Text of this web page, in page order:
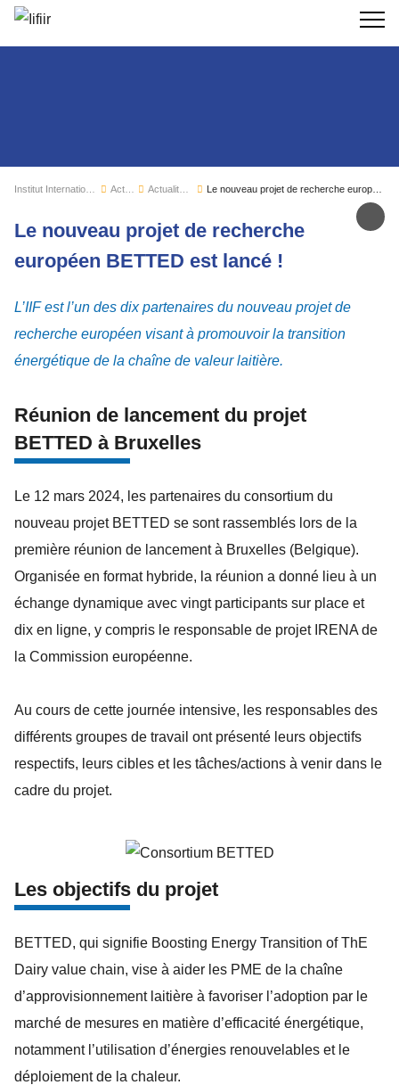
Actualités Actualités de l'IIF
Le nouveau projet de recherche européen BETTED est lancé !
Le nouveau projet de recherche
européen BETTED est lancé !
L’IIF est l’un des dix partenaires du nouveau projet de
recherche européen visant à promouvoir la transition
énergétique de la chaîne de valeur laitière.
Réunion de lancement du projet
BETTED à Bruxelles
Le 12 mars 2024, les partenaires du consortium du
nouveau projet BETTED se sont rassemblés lors de la
première réunion de lancement à Bruxelles (Belgique).
Organisée en format hybride, la réunion a donné lieu à un
échange dynamique avec vingt participants sur place et
dix en ligne, y compris le responsable de projet IRENA de
la Commission européenne.
Au cours de cette journée intensive, les responsables des
différents groupes de travail ont présenté leurs objectifs
respectifs, leurs cibles et les tâches/actions à venir dans le
cadre du projet.
Les objectifs du projet
BETTED, qui signifie Boosting Energy Transition of ThE
Dairy value chain, vise à aider les PME de la chaîne
d’approvisionnement laitière à favoriser l’adoption par le
marché de mesures en matière d’efficacité énergétique,
notamment l’utilisation d’énergies renouvelables et le
déploiement de la chaleur.